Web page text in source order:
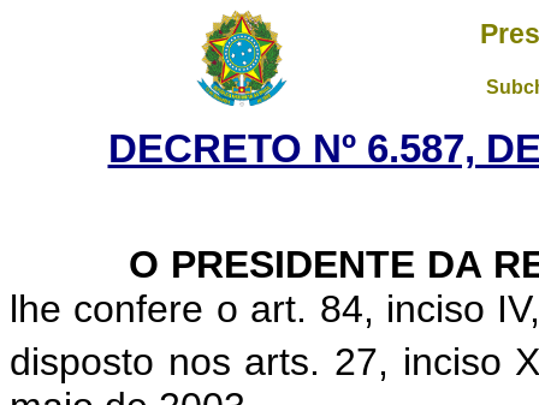
DECRETO Nº 6.587,
O PRESIDENTE DA
lhe confere o art. 84, inciso
disposto nos arts. 27, inciso